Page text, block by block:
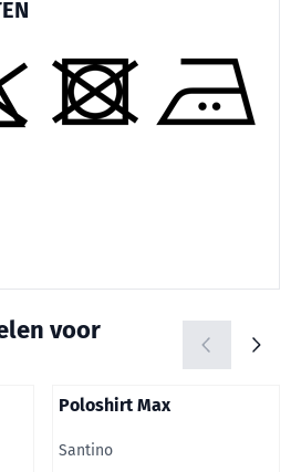
voor
Poloshirt Max
Merk:
Santino